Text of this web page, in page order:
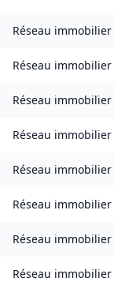
Réseau immobilier
Réseau immobilier
Réseau immobilier
Réseau immobilier
Réseau immobilier
Réseau immobilier
Réseau immobilier
Réseau immobilier